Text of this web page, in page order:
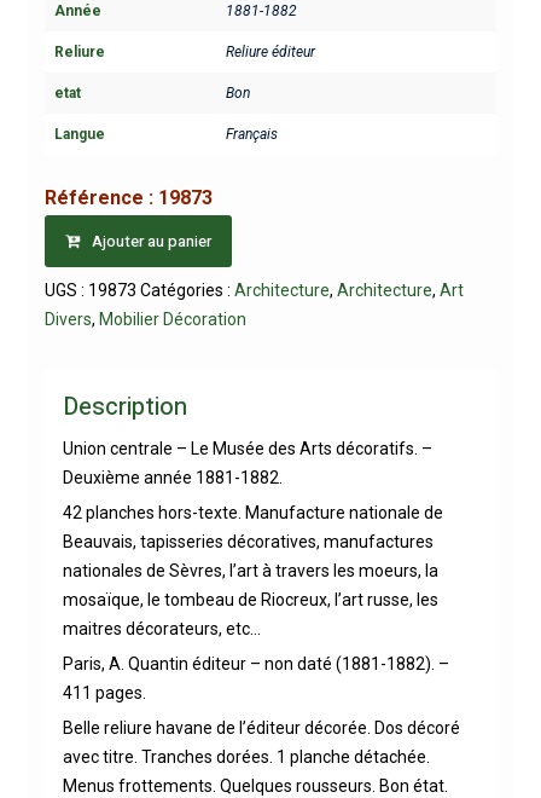
Année 1881-1882
Reliure Reliure éditeur
etat Bon
Langue Français
Référence : 19873
Ajouter au panier
UGS : 19873 Catégories : Architecture, Architecture, Art
Divers, Mobilier Décoration
Description
Union centrale – Le Musée des Arts décoratifs. –
Deuxième année 1881-1882.
42 planches hors-texte. Manufacture nationale de
Beauvais, tapisseries décoratives, manufactures
nationales de Sèvres, l’art à travers les moeurs, la
mosaïque, le tombeau de Riocreux, l’art russe, les
maitres décorateurs, etc…
Paris, A. Quantin éditeur – non daté (1881-1882). –
411 pages.
Belle reliure havane de l’éditeur décorée. Dos décoré
avec titre. Tranches dorées. 1 planche détachée.
Menus frottements. Quelques rousseurs. Bon état.